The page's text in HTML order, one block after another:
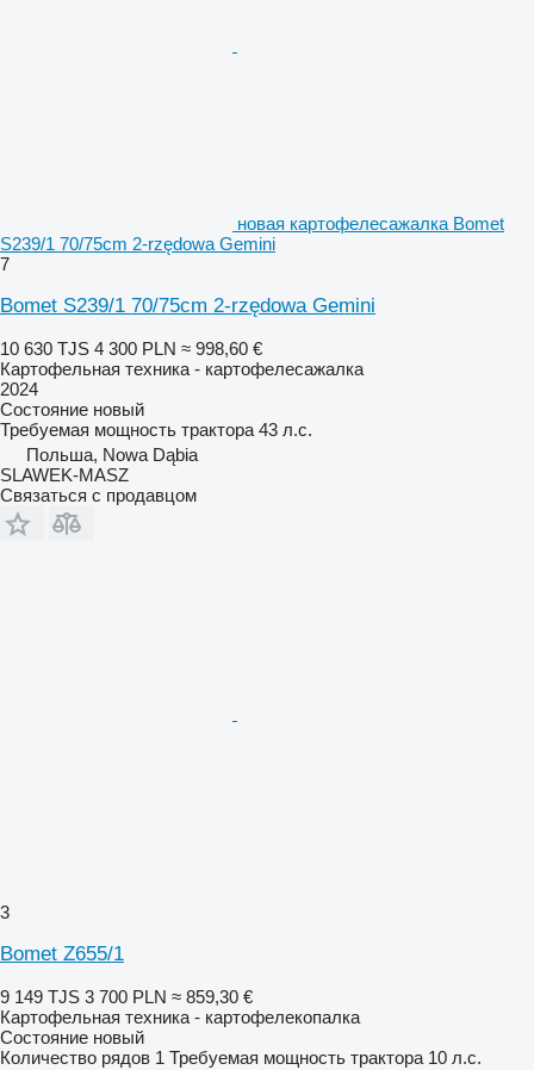
новая картофелесажалка Bomet
S239/1 70/75cm 2-rzędowa Gemini
7
Bomet S239/1 70/75cm 2-rzędowa Gemini
10 630 TJS 4 300 PLN ≈ 998,60 €
Картофельная техника - картофелесажалка
2024
Состояние новый
Требуемая мощность трактора 43 л.с.
Польша, Nowa Dąbia
SLAWEK-MASZ
Связаться с продавцом
3
Bomet Z655/1
9 149 TJS 3 700 PLN ≈ 859,30 €
Картофельная техника - картофелекопалка
Состояние новый
Количество рядов 1 Требуемая мощность трактора 10 л.с.